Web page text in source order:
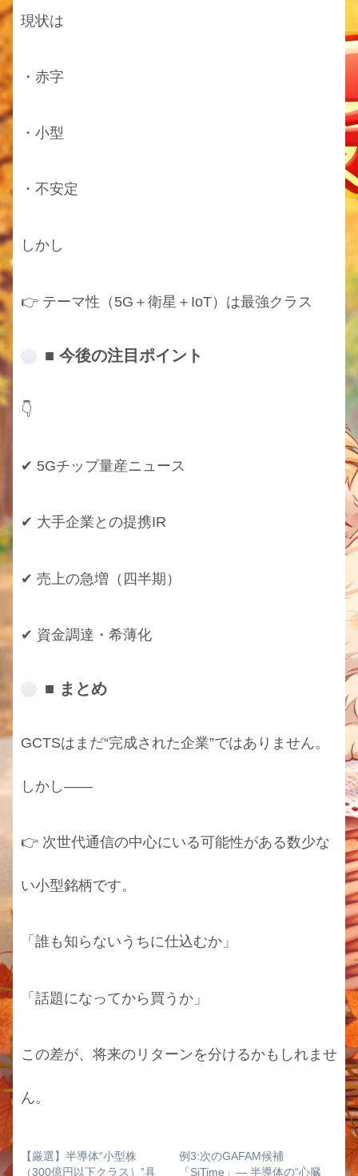
現状は
・赤字
・小型
・不安定
しかし
👉 テーマ性（5G＋衛星＋IoT）は最強クラス
■ 今後の注目ポイント
👇
✔ 5Gチップ量産ニュース
✔ 大手企業との提携IR
✔ 売上の急増（四半期）
✔ 資金調達・希薄化
■ まとめ
GCTSはまだ“完成された企業”ではありません。
しかし――
👉 次世代通信の中心にいる可能性がある数少な
い小型銘柄です。
「誰も知らないうちに仕込むか」
「話題になってから買うか」
この差が、将来のリターンを分けるかもしれませ
ん。
【厳選】半導体“小型株
（300億円以下クラス）”具
例3:次のGAFAM候補
「SiTime」― 半導体の“心臓